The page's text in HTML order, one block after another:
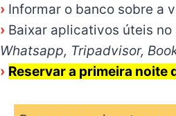
› Informar o banco sobre a
› Baixar aplicativos úteis
Whatsapp, Tripadvisor,
› Reservar a primeira noite